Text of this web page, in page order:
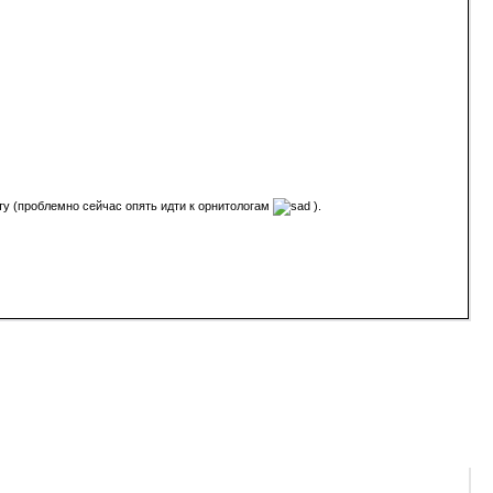
(проблемно сейчас опять идти к орнитологам ).